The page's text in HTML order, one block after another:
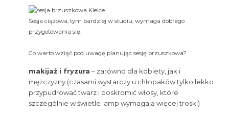
Sesja ciążowa, tym bardziej w studiu, wymaga dobrego
przygotowania się.
Co warto wziąć pod uwagę planując sesję brzuszkowa?
makijaż i fryzura – zarówno dla kobiety, jak i
mężczyzny (czasami wystarczy u chłopaków tylko lekko
przypudrować twarz i poskromić włosy, które
szczególnie w świetle lamp wymagają więcej troski)